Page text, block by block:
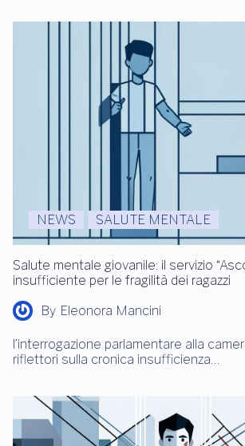
NEWS SALUTE MENTALE
Salute mentale giovanile: il servizio
insufficiente per le fragilità dei ragazzi
By Eleonora Mancini
l’interrogazione parlamentare alla
riflettori sulla cronica insufficienza…